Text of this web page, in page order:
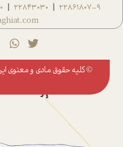
22861807-9
|
22843030
|
© کلیه حقوق مادی و معنوی